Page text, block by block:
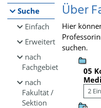
Suche
Einfach
Erweitert
nach
Fachgebiet
nach
Fakultät /
Sektion
Über
Hier
suchen.
05
2